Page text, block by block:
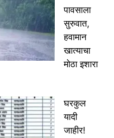
पावसाला
सुरुवात,
हवामान
खात्याचा
मोठा इशारा
घरकुल
यादी
जाहीर!